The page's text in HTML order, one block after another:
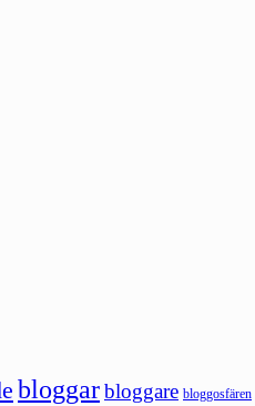
bloggarbloggare bloggosfären